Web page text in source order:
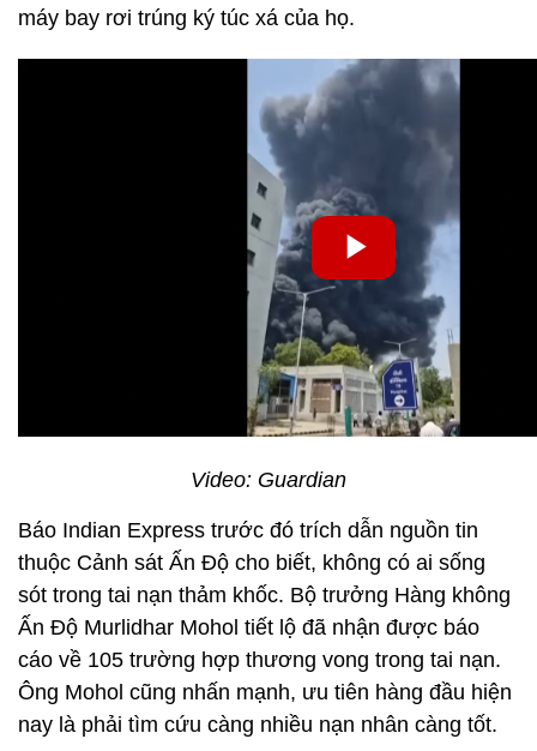
máy bay rơi trúng ký túc xá của họ.
Video: Guardian
Báo Indian Express trước đó trích dẫn nguồn tin
thuộc Cảnh sát Ấn Độ cho biết, không có ai sống
sót trong tai nạn thảm khốc. Bộ trưởng Hàng không
Ấn Độ Murlidhar Mohol tiết lộ đã nhận được báo
cáo về 105 trường hợp thương vong trong tai nạn.
Ông Mohol cũng nhấn mạnh, ưu tiên hàng đầu hiện
nay là phải tìm cứu càng nhiều nạn nhân càng tốt.